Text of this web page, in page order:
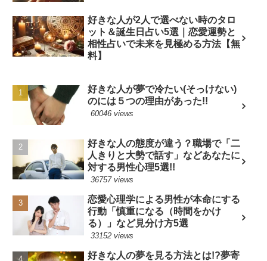
好きな人が2人で選べない時のタロ
ット＆誕生日占い5選｜恋愛運勢と
相性占いで未来を見極める方法【無
料】
好きな人が夢で冷たい(そっけない)
のには５つの理由があった!!
60046 views
好きな人の態度が違う？職場で「二
人きりと大勢で話す」などあなたに
対する男性心理5選!!
36757 views
恋愛心理学による男性が本命にする
行動「慎重になる（時間をかけ
る）」など見分け方5選
33152 views
好きな人の夢を見る方法とは!?夢寄